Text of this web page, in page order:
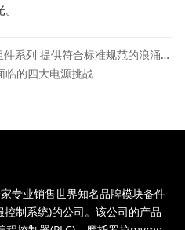
上一篇 : Bourns新型浪涌保护组件系列 提供符合标准规范的浪涌抑制及先进的热保护
临的四大电源挑战
专业销售世界知名品牌模块备件
控制系统)的公司。该公司的产品